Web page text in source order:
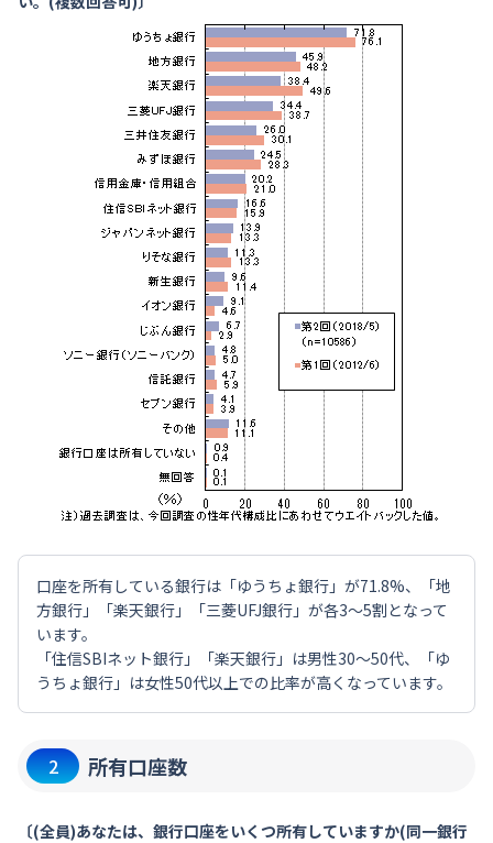
口座を所有している銀行は「ゆうちょ銀行」が71.8%、「地
方銀行」「楽天銀行」「三菱UFJ銀行」が各3～5割となって
います。
「住信SBIネット銀行」「楽天銀行」は男性30～50代、「ゆ
うちょ銀行」は女性50代以上での比率が高くなっています。
2 所有口座数
〔(全員)あなたは、銀行口座をいくつ所有していますか(同一銀行